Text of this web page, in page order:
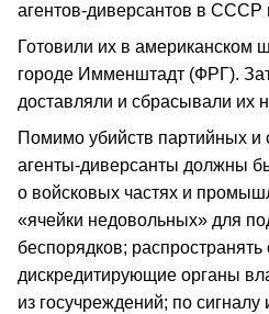
агентов-диверсантов в СССР
Готовили их в американском
городе Имменштадт (ФРГ).
доставляли и сбрасывали их
Помимо убийств партийных и
агенты-диверсанты должны
о войсковых частях и
«ячейки недовольных» для
беспорядков; распространять
дискредитирующие органы
из госучреждений; по сигналу